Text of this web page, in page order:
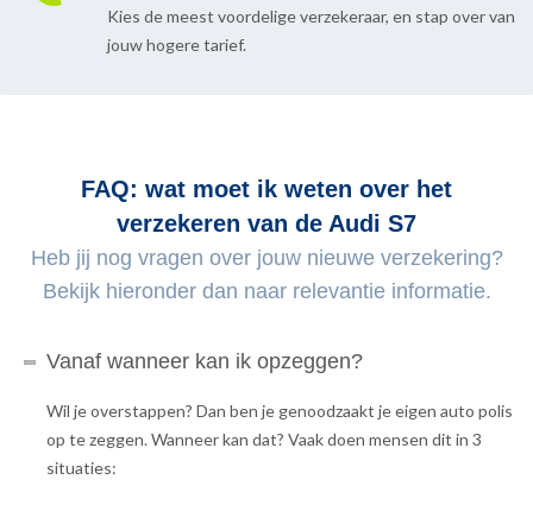
Kies de meest voordelige verzekeraar, en stap over van
jouw hogere tarief.
FAQ: wat moet ik weten over het
verzekeren van de Audi S7
Heb jij nog vragen over jouw nieuwe verzekering?
Bekijk hieronder dan naar relevantie informatie.
Vanaf wanneer kan ik opzeggen?
Wil je overstappen? Dan ben je genoodzaakt je eigen auto polis
op te zeggen. Wanneer kan dat? Vaak doen mensen dit in 3
situaties: